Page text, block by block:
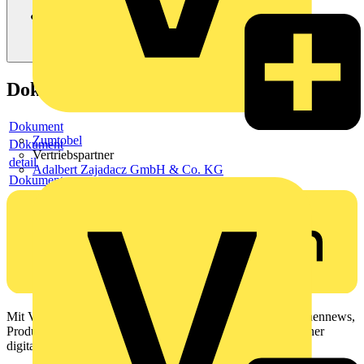
Zumtobel
Vertriebspartner
Adalbert Zajadacz GmbH & Co. KG
Dokumente
Dokument
Dokument
detail
Dokument
Mit Voltimum erhalten Elektrofachkräfte Zugang zu Branchennews,
Produktinformationen, Schulungen und Tools – alles auf einer
digitalen Plattform und Community.